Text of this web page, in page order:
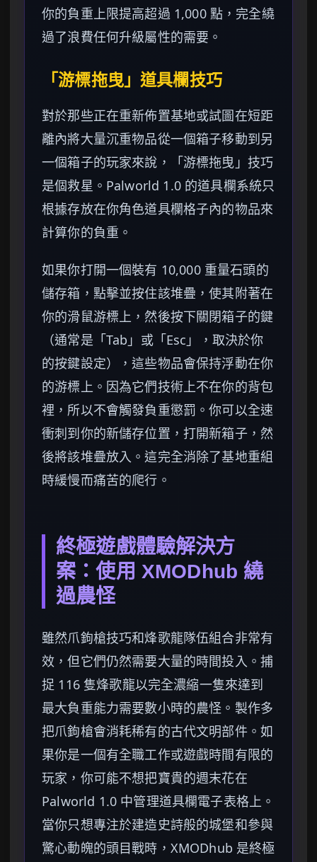
你的負重上限提高超過 1,000 點，完全繞
過了浪費任何升級屬性的需要。
「游標拖曳」道具欄技巧
對於那些正在重新佈置基地或試圖在短距
離內將大量沉重物品從一個箱子移動到另
一個箱子的玩家來說，「游標拖曳」技巧
是個救星。Palworld 1.0 的道具欄系統只
根據存放在你角色道具欄格子內的物品來
計算你的負重。
如果你打開一個裝有 10,000 重量石頭的
儲存箱，點擊並按住該堆疊，使其附著在
你的滑鼠游標上，然後按下關閉箱子的鍵
（通常是「Tab」或「Esc」，取決於你
的按鍵設定），這些物品會保持浮動在你
的游標上。因為它們技術上不在你的背包
裡，所以不會觸發負重懲罰。你可以全速
衝刺到你的新儲存位置，打開新箱子，然
後將該堆疊放入。這完全消除了基地重組
時緩慢而痛苦的爬行。
終極遊戲體驗解決方
案：使用 XMODhub 繞
過農怪
雖然爪鉤槍技巧和烽歌龍隊伍組合非常有
效，但它們仍然需要大量的時間投入。捕
捉 116 隻烽歌龍以完全濃縮一隻來達到
最大負重能力需要數小時的農怪。製作多
把爪鉤槍會消耗稀有的古代文明部件。如
果你是一個有全職工作或遊戲時間有限的
玩家，你可能不想把寶貴的週末花在
Palworld 1.0 中管理道具欄電子表格上。
當你只想專注於建造史詩般的城堡和參與
驚心動魄的頭目戰時，XMODhub 是終極